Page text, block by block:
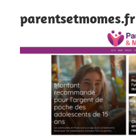
parentsetmomes.fr